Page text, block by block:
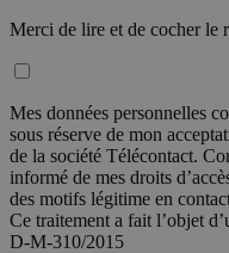
Merci de lire et de cocher le
Mes données personnelles
sous réserve de mon
de la société Télécontact.
informé de mes droits
des motifs légitime en
Ce traitement a fait l’objet
D-M-310/2015